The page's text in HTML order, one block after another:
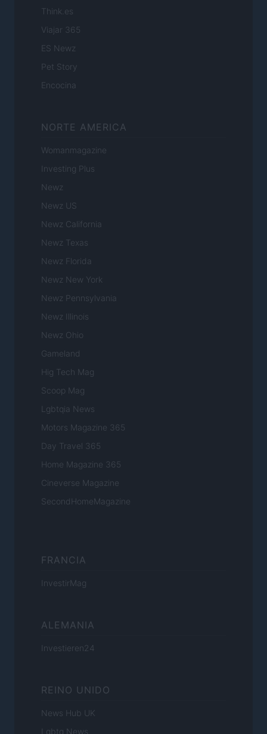
Think.es
Viajar 365
ES Newz
Pet Story
Encocina
NORTE AMERICA
Womanmagazine
Investing Plus
Newz
Newz US
Newz California
Newz Texas
Newz Florida
Newz New York
Newz Pennsylvania
Newz Illinois
Newz Ohio
Gameland
Hig Tech Mag
Scoop Mag
Lgbtqia News
Motors Magazine 365
Day Travel 365
Home Magazine 365
Cineverse Magazine
SecondHomeMagazine
FRANCIA
InvestirMag
ALEMANIA
Investieren24
REINO UNIDO
News Hub UK
Lgbtq News